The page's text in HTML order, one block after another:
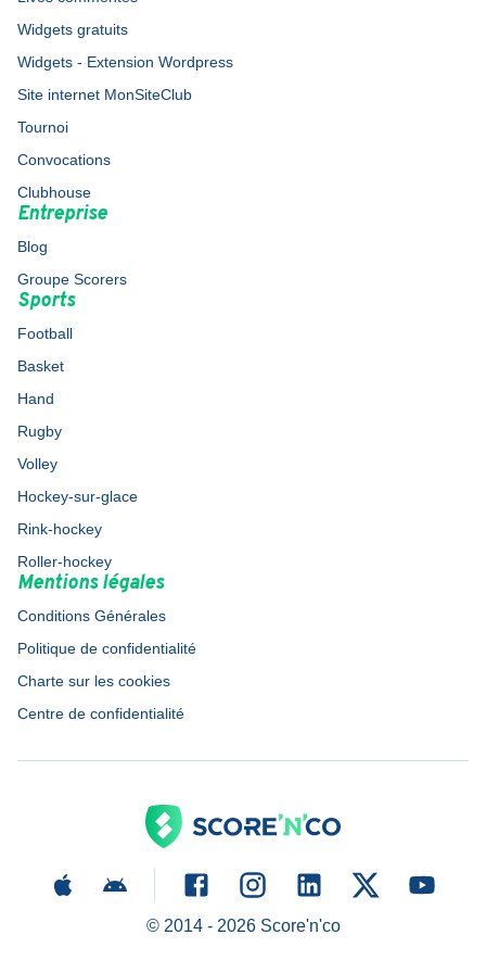
Widgets gratuits
Widgets - Extension Wordpress
Site internet MonSiteClub
Tournoi
Convocations
Clubhouse
Entreprise
Blog
Groupe Scorers
Sports
Football
Basket
Hand
Rugby
Volley
Hockey-sur-glace
Rink-hockey
Roller-hockey
Mentions légales
Conditions Générales
Politique de confidentialité
Charte sur les cookies
Centre de confidentialité
© 2014 - 2026Score'n'co